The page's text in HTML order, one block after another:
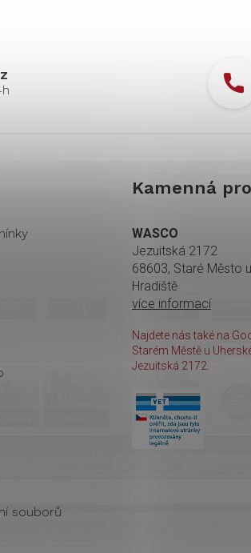
souborů
Kamenná
WASCO
Jezuitská 2172
68603, Staré Město
Hradiště
více informací
Najdete nás také na
Starém Městě u
Jezuitská 2172.